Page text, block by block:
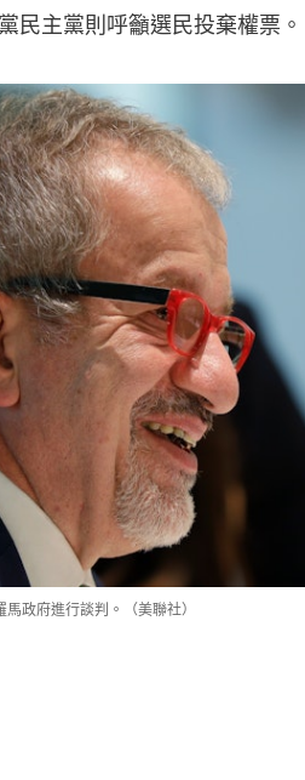
民主黨則呼籲選民投棄權票。
政府進行談判。（美聯社）